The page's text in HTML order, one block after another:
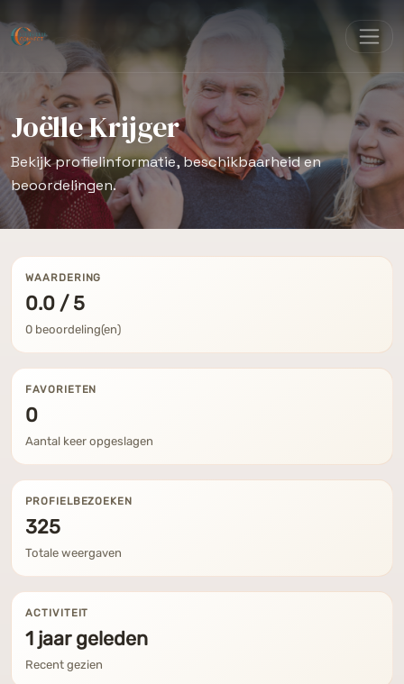
Joëlle Krijger
Bekijk profielinformatie, beschikbaarheid en
beoordelingen.
WAARDERING
0.0 / 5
0 beoordeling(en)
FAVORIETEN
0
Aantal keer opgeslagen
PROFIELBEZOEKEN
325
Totale weergaven
ACTIVITEIT
1 jaar geleden
Recent gezien